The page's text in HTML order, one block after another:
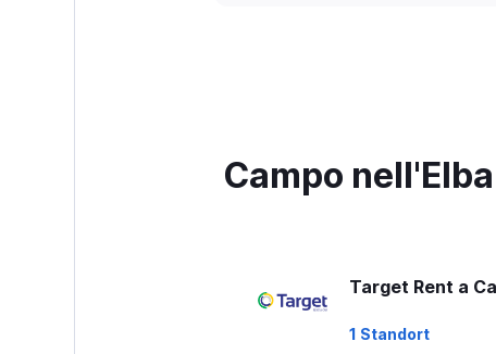
Campo
Target Rent a
1 Standort